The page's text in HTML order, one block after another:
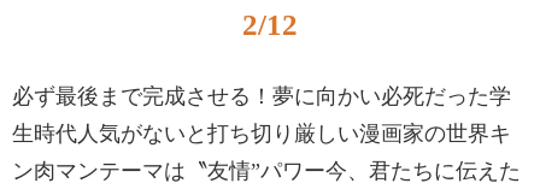
2/12
必ず最後まで完成させる！夢に向かい必死だった学
生時代人気がないと打ち切り厳しい漫画家の世界キ
ン肉マンテーマは〝友情”パワー今、君たちに伝えた